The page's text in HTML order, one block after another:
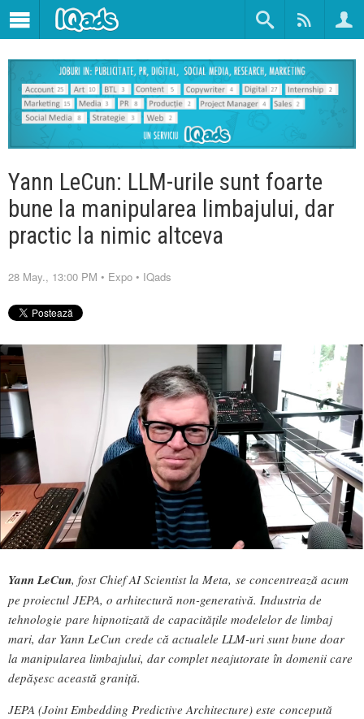
Yann LeCun: LLM-urile sunt foarte
bune la manipularea limbajului, dar
practic la nimic altceva
28 May., 13:00 PM • Expo • IQads
Yann LeCun, fost Chief AI Scientist la Meta, se concentrează acum
pe proiectul JEPA, o arhitectură non-generativă. Industria de
tehnologie pare hipnotizată de capacitățile modelelor de limbaj
mari, dar Yann LeCun crede că actualele LLM-uri sunt bune doar
la manipularea limbajului, dar complet neajutorate în domenii care
depășesc această graniță.
JEPA (Joint Embedding Predictive Architecture) este concepută